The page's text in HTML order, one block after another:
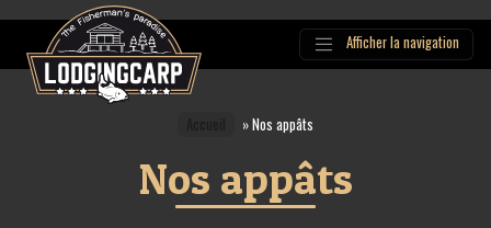
Main
Navigation
Afficher la navigation
»Nos appâts
Nos appâts